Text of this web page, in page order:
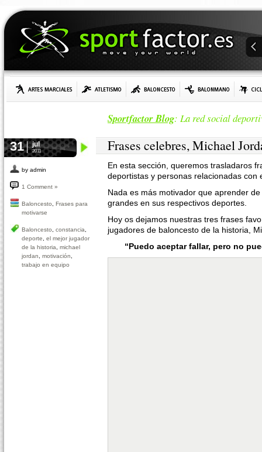
Sportfactor Blog: La red social
31 jul
2011
by admin
1 Comment »
Baloncesto
Frases para
motivarse
Baloncesto constancia
deporte
el mejor jugador
de la historia
michael
jordan
motivación
trabajo en equipo
Frases celebres, Michael
En esta sección, queremos trasladaros
deportistas y personas relacionadas con
Nada es más motivador que aprender
grandes en sus respectivos deportes.
Hoy os dejamos nuestras tres frases
jugadores de baloncesto de la historia,
“Puedo aceptar fallar, pero no